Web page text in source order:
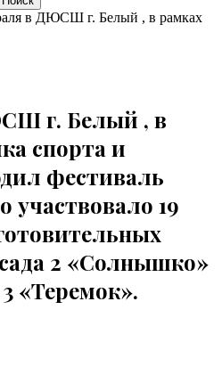
в ДЮСШ г. Белый , в рамках
г. Белый , в
спорта и
фестиваль
19
2 «Солнышко»
«Теремок».